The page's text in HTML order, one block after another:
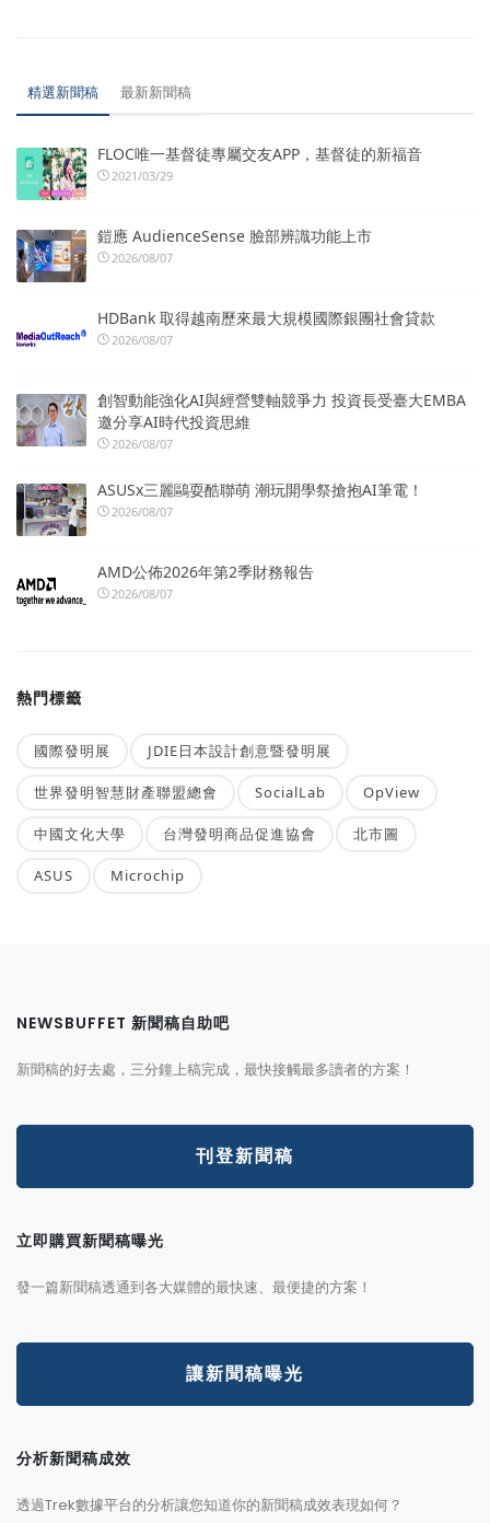
精選新聞稿 最新新聞稿
FLOC唯一基督徒專屬交友APP，基督徒的新福音
2021/03/29
鎧應 AudienceSense 臉部辨識功能上市
2026/08/07
HDBank 取得越南歷來最大規模國際銀團社會貸款
2026/08/07
創智動能強化AI與經營雙軸競爭力 投資長受臺大EMBA
邀分享AI時代投資思維
2026/08/07
ASUSx三麗鷗耍酷聯萌 潮玩開學祭搶抱AI筆電！
2026/08/07
AMD公佈2026年第2季財務報告
2026/08/07
熱門標籤
國際發明展 JDIE日本設計創意暨發明展
世界發明智慧財產聯盟總會 SocialLab OpView
中國文化大學 台灣發明商品促進協會 北市圖
ASUS Microchip
NEWSBUFFET 新聞稿自助吧
新聞稿的好去處，三分鐘上稿完成，最快接觸最多讀者的方案！
刊登新聞稿
立即購買新聞稿曝光
發一篇新聞稿透通到各大媒體的最快速、最便捷的方案！
讓新聞稿曝光
分析新聞稿成效
透過Trek數據平台的分析讓您知道你的新聞稿成效表現如何？